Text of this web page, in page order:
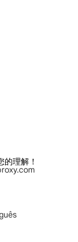
理解！